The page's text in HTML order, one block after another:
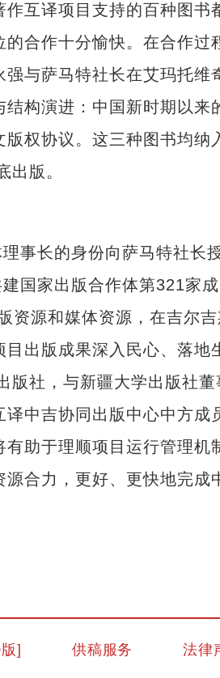
译项目支持的百种图书
合作十分愉快。在合作过
与萨马特社长在艾玛托维
构演进：中国新时期以来
权协议。这三种图书均纳
出版。
长的身份向萨马特社长
国家出版合作体第321家
资源和媒体资源，在吉尔
出版成果深入民心、落地
社，与新疆大学出版社董
中吉协同出版中心中方成
助于理顺项目运行管理机
合力，更好、更快地完
] 供稿服务 法律